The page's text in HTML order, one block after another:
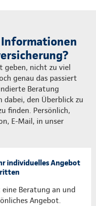
Informationen
geben, nicht zu viel
genau das passiert
Beratung
den Überblick zu
finden. Persönlich,
E-Mail, in unser
individuelles Angebot
Beratung an und
Angebot.